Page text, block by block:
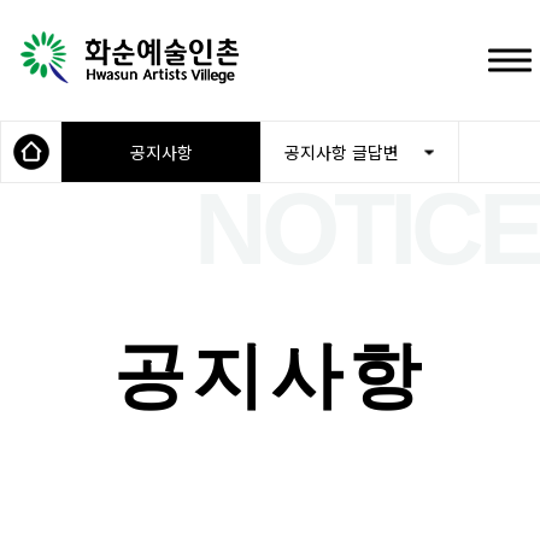
공지사항 공지사항 글답변
공지사항